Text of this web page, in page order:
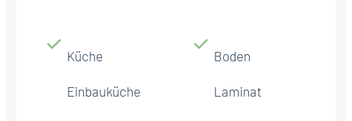
Küche
Einbauküche
Boden
Laminat